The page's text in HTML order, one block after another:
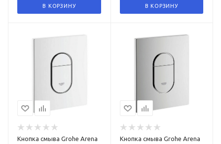
В КОРЗИНУ В КОРЗИНУ
Кнопка смыва Grohe Arena
Кнопка смыва Grohe Arena